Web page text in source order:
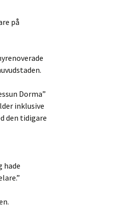
på
Dorma”
inklusive
den tidigare
hade